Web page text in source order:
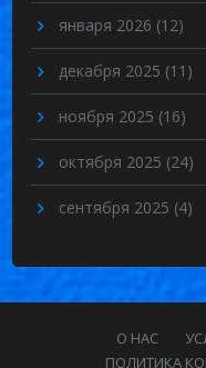
января 2026 (12)
декабря 2025 (11)
ноября 2025 (16)
октября 2025 (24)
сентября 2025 (4)
О НАС
ПОЛИТИКА